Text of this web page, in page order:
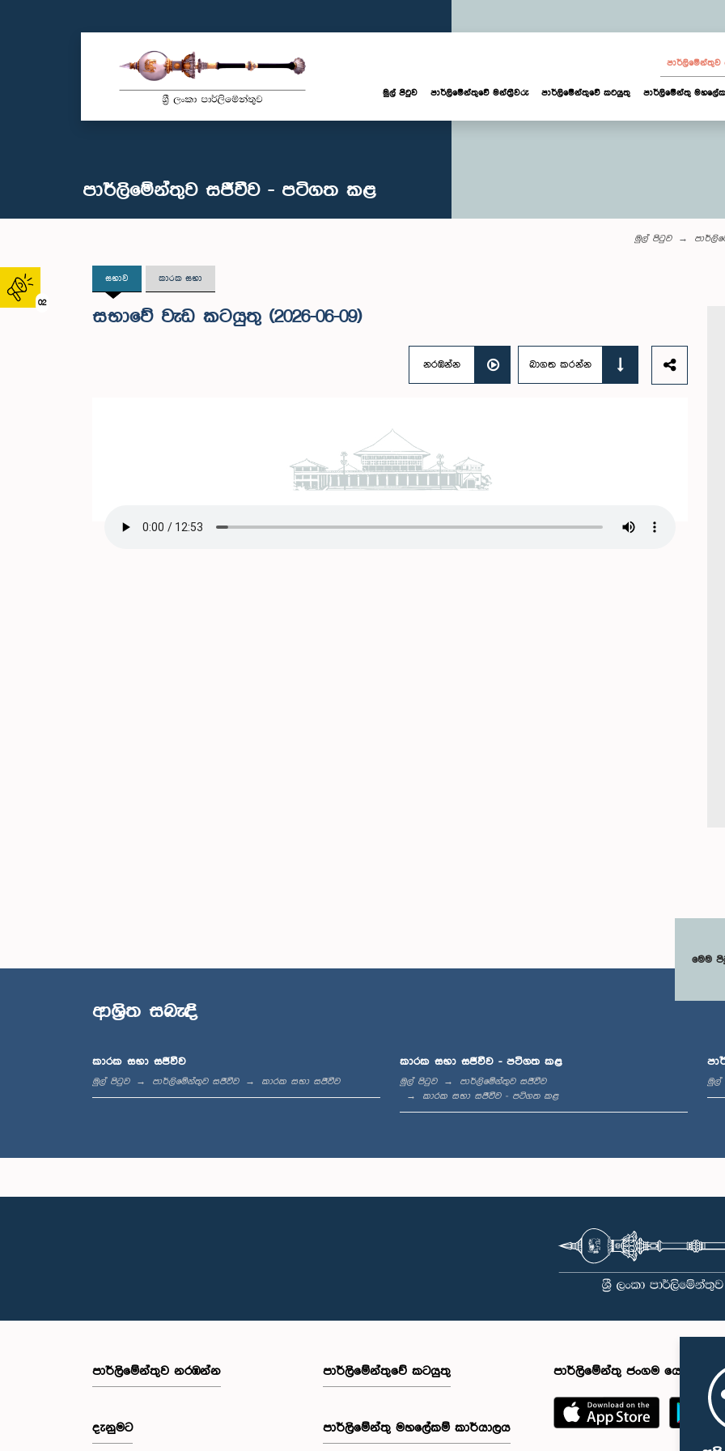
02
පාර්ලි‌මේන්තුව
මුල් පිටුව පාර්ලි‌මේන්තුවේ මන්ත්‍රීවරු පාර්ලිමේන්තුවේ කටයුතු පාර්ලිමේන්තු
පාර්ලිමේන්තුව සජීවීව - පටිගත කළ
මුල් පිටුව
සභාව කාරක සභා
සභාවේ වැඩ කටයුතු (2026-06-09)
නරඹන්න බාගත කරන්න
මෙම
ආශ්‍රිත සබැඳි
කාරක සභා සජීවීව
මුල් පිටුව පාර්ලිමේන්තුව සජීවීව කාරක සභා සජීවීව
කාරක සභා සජීවීව - පටිගත කළ
මුල් පිටුව
පාර්ලිමේන්තුව සජීවීව
කාරක සභා සජීවීව - පටිගත කළ
මුල්
පාර්ලි‌මේන්තුව නරඹන්න
දැනුමට
පාර්ලිමේන්තුවේ කටයුතු
පාර්ලිමේන්තු මහලේකම් කාර්යාලය
පාර්ලිමේන්තු ජංගම යෙදුම